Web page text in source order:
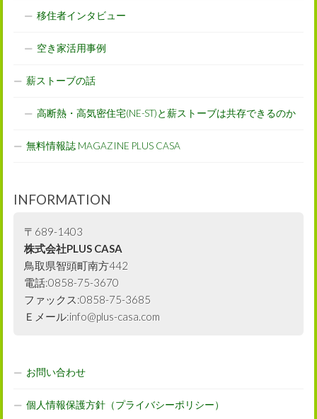
移住者インタビュー
空き家活用事例
薪ストーブの話
高断熱・高気密住宅(NE-ST)と薪ストーブは共存できるのか
無料情報誌 MAGAZINE PLUS CASA
INFORMATION
〒689-1403
株式会社PLUS CASA
鳥取県智頭町南方442
電話:0858-75-3670
ファックス:0858-75-3685
Ｅメール:info@plus-casa.com
お問い合わせ
個人情報保護方針（プライバシーポリシー）